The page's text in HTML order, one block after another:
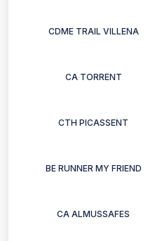
CDME TRAIL VILLENA
CA TORRENT
CTH PICASSENT
BE RUNNER MY FRIEND
CA ALMUSSAFES